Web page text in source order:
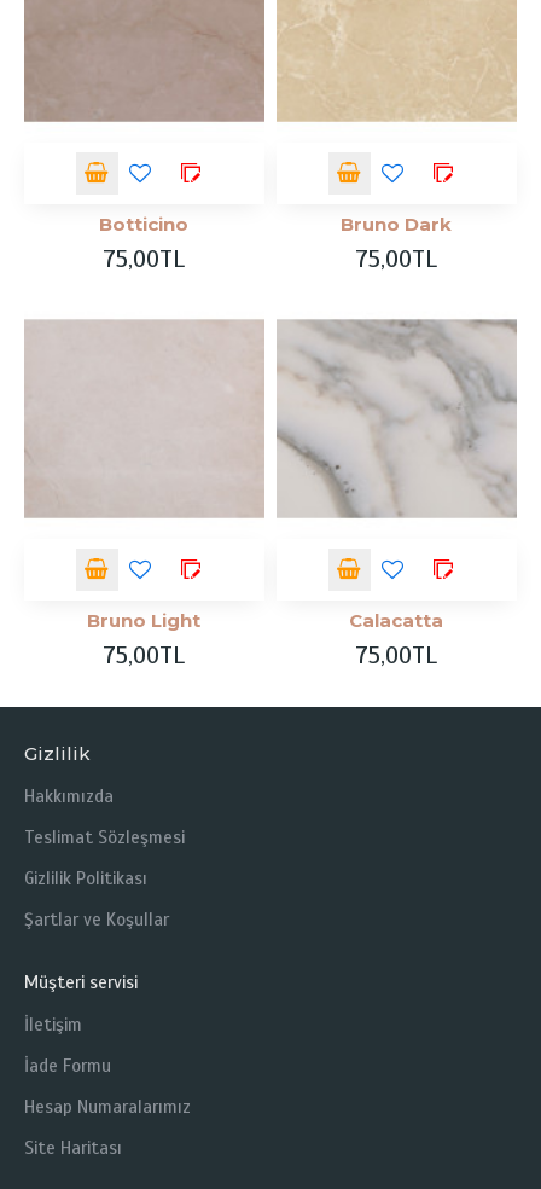
Botticino
75,00TL
Bruno Dark
75,00TL
Bruno Light
75,00TL
Calacatta
75,00TL
Gizlilik
Hakkımızda
Teslimat Sözleşmesi
Gizlilik Politikası
Şartlar ve Koşullar
Müşteri servisi
İletişim
İade Formu
Hesap Numaralarımız
Site Haritası